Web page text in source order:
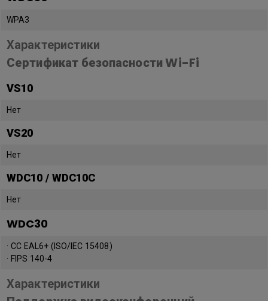
WPA3
Характеристики
Сертификат безопасности Wi-Fi
VS10
Нет
VS20
Нет
WDC10 / WDC10C
Нет
WDC30
· CC EAL6+ (ISO/IEC 15408)
· FIPS 140-4
Характеристики